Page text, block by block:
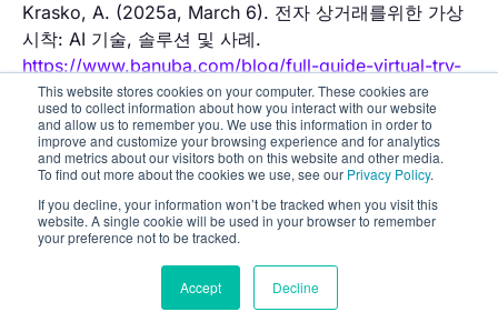
This website stores cookies on your computer. These cookies are
used to collect information about how you interact with our website
and allow us to remember you. We use this information in order to
improve and customize your browsing experience and for analytics
and metrics about our visitors both on this website and other media.
To find out more about the cookies we use, see our Privacy Policy.
If you decline, your information won’t be tracked when you visit this
website. A single cookie will be used in your browser to remember
your preference not to be tracked.
Accept Decline
Krasko, A. (2025a, March 6). 전자 상거래를위한 가상
시착: AI 기술, 솔루션 및 사례.
https://www.banuba.com/blog/full-guide-virtual-try-
on
Krasko, A. (2025b, May 16). 루마니아 헤어 컬러 브랜
드를 위한 가상 시착.
romanian-hair-color-brand
Krasko, A. (2025d, August 4). 화상 회의 앱의 MAU
30%, 사용자 54% 증가.